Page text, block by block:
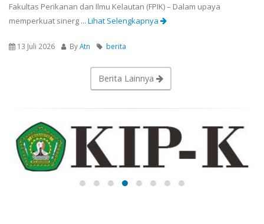
Fakultas Perikanan dan Ilmu Kelautan (FPIK) – Dalam upaya
memperkuat sinerg ... Lihat Selengkapnya
13 Juli 2026 ByAtn berita
Berita Lainnya